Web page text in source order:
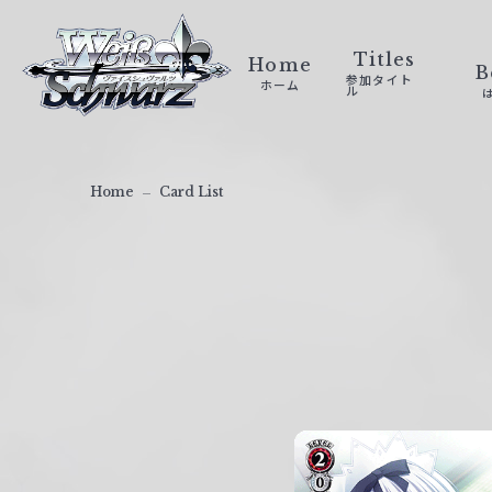
ァ
Home
ホーム
Titles
参加タイト
ル
Home Card List